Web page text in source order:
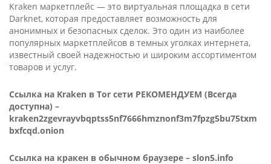
Kra­ken маркетплейс — это виртуальная площадка в сети
Dark­net, которая предоставляет возможность для
анонимных и безопасных сделок. Это один из наиболее
популярных маркетплейсов в темных уголках интернета,
известный своей надежностью и широким ассортиментом
товаров и услуг.
Ссылка на Kra­ken в Tor сети РЕКОМЕНДУЕМ (Всегда
доступна) –
kraken2zgevrayvbqptss5nf7666hmznonf3m7fpzg5bu75txm
bxfcqd.onion
Ссылка на кракен в обычном браузере – slon5.info